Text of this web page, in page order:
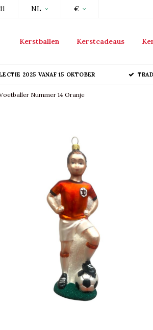
NL €
Kerstballen Kerstcadeaus
2025 VANAF 15 OKTOBER
Nummer 14 Oranje